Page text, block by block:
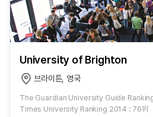
University of Brighton
브라이튼, 영국
The Guardian University Guide
Times University Ranking 2014 : 76위